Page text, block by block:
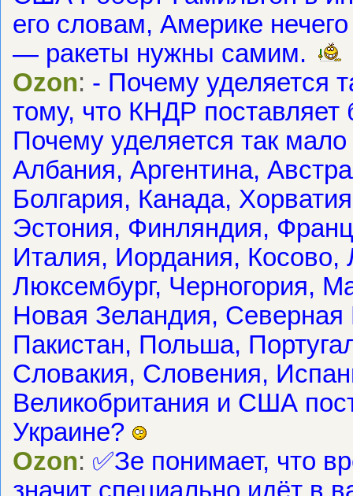
его словам, Америке
— ракеты нужны самим.
Ozon: - Почему уделяется
тому, что КНДР поставляет
Почему уделяется так
Албания, Аргентина,
Болгария, Канада,
Эстония, Финляндия,
Италия, Иордания, Косово,
Люксембург, Черногория,
Новая Зеландия, Северная
Пакистан, Польша,
Словакия, Словения,
Великобритания и США
Украине?
Ozon: ✅Зе понимает, что
значит специально идёт в